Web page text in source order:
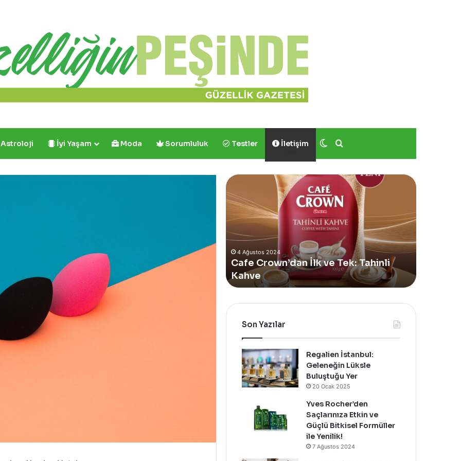
İyi Yaşam Moda Sorumluluk Testler İletişim Dış görünümü değiştir
Arama yap ...
4 Ağustos 2024
Cafe Crown’dan İlk ve Tek: Tahinli
Kahve
Yves
Rocher,
Momo
Bodrum’da
Yer
Summer
Pop-
Up
Mağazasını
Davet
İle
Kutladı!
4 Ağustos 2024
Yves Rocher, Momo Bodrum’da Yer
Alan Yeni Summer Pop-Up Mağazasını
Özel Bir Davet İle Kutladı!
Son Yazılar
Regalien İstanbul:
Geleneğin Lüksle
Buluştuğu Yer
20 Ocak 2025
Yves Rocher’den
Saçlarınıza Etkin ve
Güçlü Bitkisel Formüller
ile Yenilik!
7 Ağustos 2024